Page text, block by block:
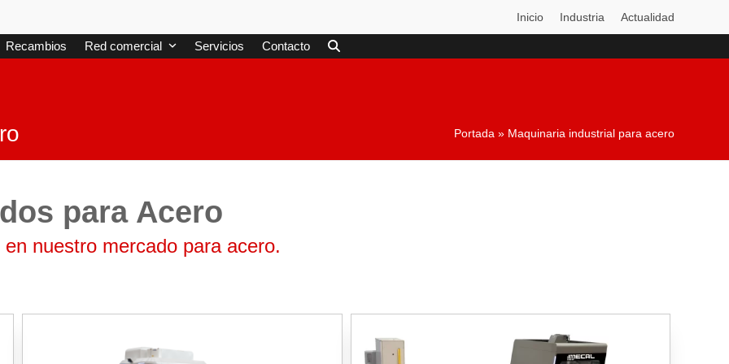
Inicio Industria Actualidad
Recambios Red comercial Servicios Contacto
Portada » Maquinaria industrial para acero
para Acero
nuestro mercado para acero.